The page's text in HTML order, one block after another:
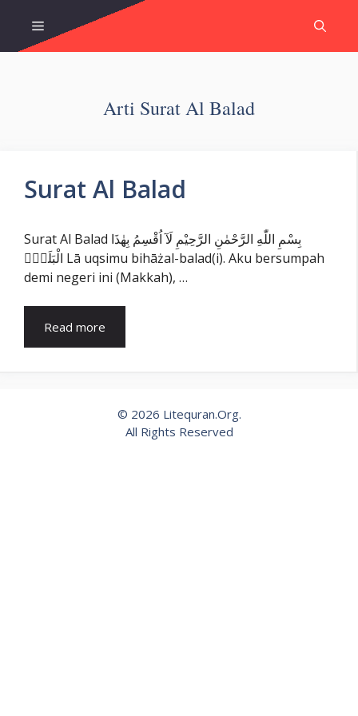
content
Menu
Arti Surat Al Balad
Surat Al Balad
Surat Al Balad بِسْمِ اللّٰهِ الرَّحْمٰنِ الرَّحِيْمِ لَآ اُقْسِمُ بِهٰذَا
الْبَلَدِۙ Lā uqsimu bihāżal-balad(i). Aku bersumpah
demi negeri ini (Makkah), …
Read more
© 2026 Litequran.Org.
All Rights Reserved